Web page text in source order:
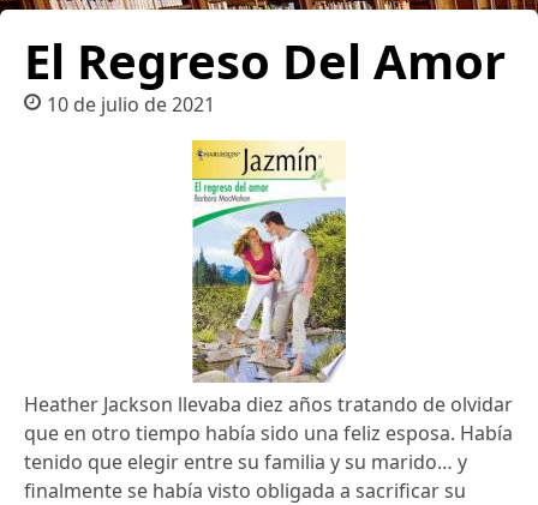
El Regreso Del Amor
10 de julio de 2021
Heather Jackson llevaba diez años tratando de olvidar
que en otro tiempo había sido una feliz esposa. Había
tenido que elegir entre su familia y su marido… y
finalmente se había visto obligada a sacrificar su